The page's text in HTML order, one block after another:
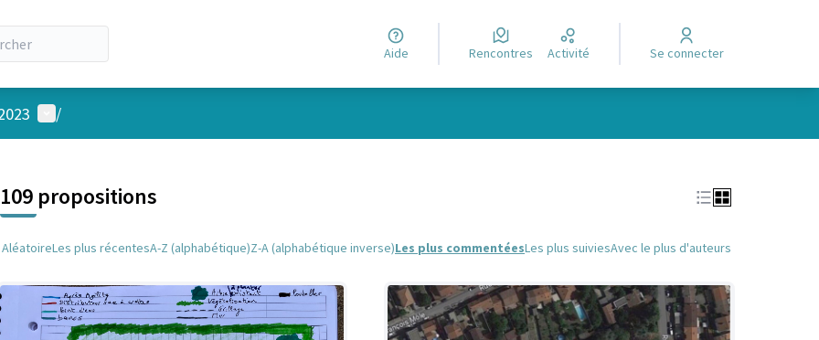
Aide Rencontres Activité Se connecter
Menu utilisateur
/
109 propositions
AléatoireLes plus récentesA-Z (alphabétique)Z-A (alphabétique inverse)Les plus commentéesLes plus suiviesAvec le plus d'auteurs